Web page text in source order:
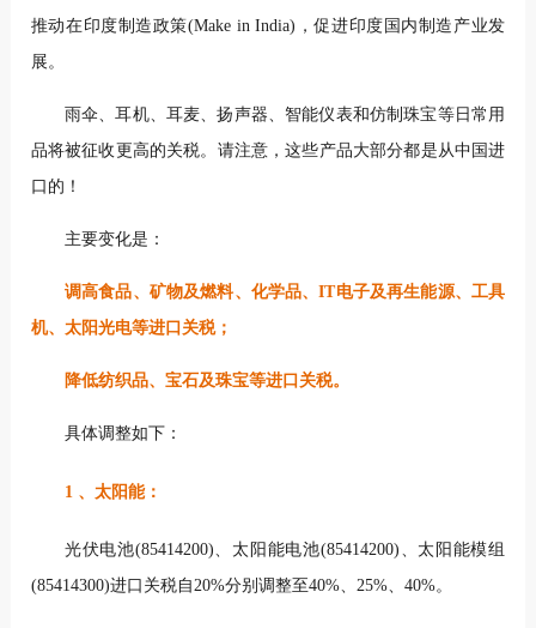
推动在印度制造政策(Make in India)，促进印度国内制造产业发
展。
雨伞、耳机、耳麦、扬声器、智能仪表和仿制珠宝等日常用
品将被征收更高的关税。请注意，这些产品大部分都是从中国进
口的！
主要变化是：
调高食品、矿物及燃料、化学品、IT电子及再生能源、工具
机、太阳光电等进口关税；
降低纺织品、宝石及珠宝等进口关税。
具体调整如下：
1 、太阳能：
光伏电池(85414200)、太阳能电池(85414200)、太阳能模组
(85414300)进口关税自20%分别调整至40%、25%、40%。